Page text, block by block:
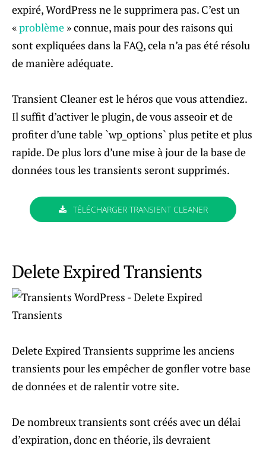
expiré, WordPress ne le supprimera pas. C’est un
«problème » connue, mais pour des raisons qui
sont expliquées dans la FAQ, cela n’a pas été résolu
de manière adéquate.
Transient Cleaner est le héros que vous attendiez.
Il suffit d’activer le plugin, de vous asseoir et de
profiter d’une table `wp_options` plus petite et plus
rapide. De plus lors d’une mise à jour de la base de
données tous les transients seront supprimés.
TÉLÉCHARGER TRANSIENT CLEANER
Delete Expired Transients
Delete Expired Transients supprime les anciens
transients pour les empêcher de gonfler votre base
de données et de ralentir votre site.
De nombreux transients sont créés avec un délai
d’expiration, donc en théorie, ils devraient